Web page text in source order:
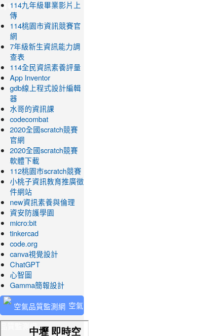
育專區114九年級畢業影片上
傳
114桃園市資訊競賽官
網
7年級新生資訊能力調
查表
114全民資訊素養評量
App Inventor
gdb線上程式設計編輯
器
水哥的資訊課
codecombat
2020全國scratch競賽
官網
2020全國scratch競賽
軟體下載
112桃園市scratch競賽
小桃子資訊教育推廣徵
件網站
new資訊素養與倫理
資安防護學園
micro:bit
tinkercad
code.org
canva視覺設計
ChatGPT
心智圖
Gamma簡報設計
空氣
品質監測網